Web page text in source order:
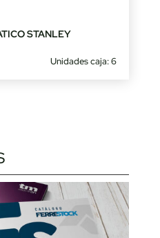
STANLEY
Unidades caja: 6